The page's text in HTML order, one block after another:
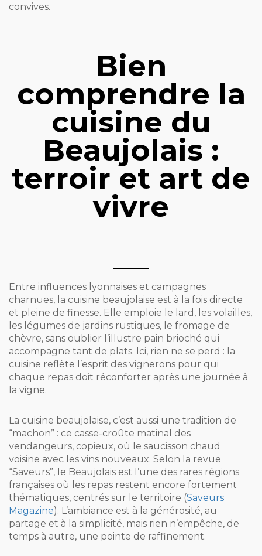
convives.
Bien
comprendre la
cuisine du
Beaujolais :
terroir et art de
vivre
Entre influences lyonnaises et campagnes
charnues, la cuisine beaujolaise est à la fois directe
et pleine de finesse. Elle emploie le lard, les volailles,
les légumes de jardins rustiques, le fromage de
chèvre, sans oublier l’illustre pain brioché qui
accompagne tant de plats. Ici, rien ne se perd : la
cuisine reflète l’esprit des vignerons pour qui
chaque repas doit réconforter après une journée à
la vigne.
La cuisine beaujolaise, c’est aussi une tradition de
“machon” : ce casse-croûte matinal des
vendangeurs, copieux, où le saucisson chaud
voisine avec les vins nouveaux. Selon la revue
“Saveurs”, le Beaujolais est l’une des rares régions
françaises où les repas restent encore fortement
thématiques, centrés sur le territoire (Saveurs
Magazine). L’ambiance est à la générosité, au
partage et à la simplicité, mais rien n’empêche, de
temps à autre, une pointe de raffinement.